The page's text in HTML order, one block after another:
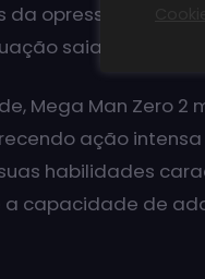
opressão. Cabe
saia do controle.
Mega Man Zero
ação
habilidades
capacidade de